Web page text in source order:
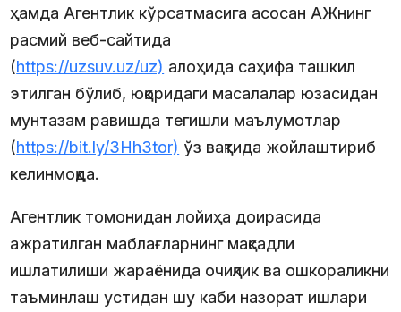
ҳамда Агентлик кўрсатмасига асосан АЖнинг
расмий веб-сайтида
(https://uzsuv.uz/uz) алоҳида саҳифа ташкил
этилган бўлиб, юқоридаги масалалар юзасидан
мунтазам равишда тегишли маълумотлар
(https://bit.ly/3Hh3tor) ўз вақтида жойлаштириб
келинмоқда.
Агентлик томонидан лойиҳа доирасида
ажратилган маблағларнинг мақсадли
ишлатилиши жараёнида очиқлик ва ошкораликни
таъминлаш устидан шу каби назорат ишлари